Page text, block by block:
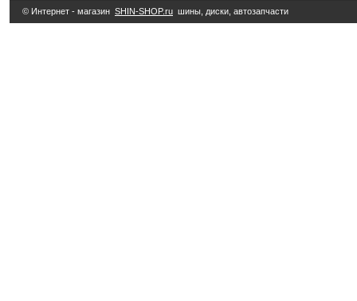
© Интернет - магазин SHIN-SHOP.ru шины, диски, автозапчасти